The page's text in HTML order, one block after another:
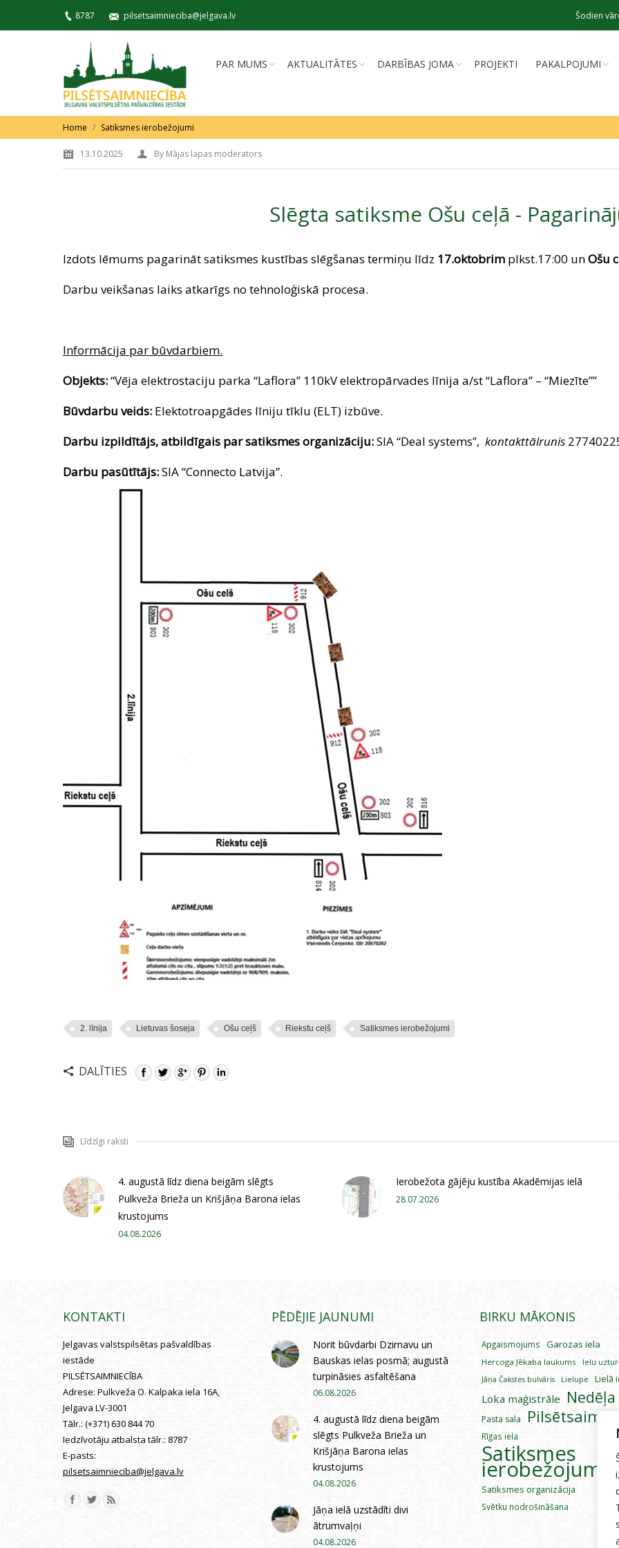
8787 pilsetsaimnieciba@jelgava.lv Šodien
PAR MUMS AKTUALITĀTES DARBĪBAS JOMA PROJEKTI PAKALPOJUMI
You are here:
Home Satiksmes ierobežojumi
13.10.2025 By Mājas lapas moderators
Slēgta satiksme Ošu ceļā -
Izdots lēmums pagarināt satiksmes kustības slēgšanas termiņu līdz 17.oktobrim plkst.17:00 unOšu
Darbu veikšanas laiks atkarīgs no tehnoloģiskā procesa.
Informācija par būvdarbiem.
Objekts:“Vēja elektrostaciju parka “Laflora” 110kV elektropārvades līnija a/st “Laflora” – “Miezīte””
Būvdarbu veids: Elektotroapgādes līniju tīklu (ELT) izbūve.
Darbu izpildītājs, atbildīgais par satiksmes organizāciju:SIA “Deal systems”, kontakttālrunis
Darbu pasūtītājs:SIA “Connecto Latvija”.
2. līnija Lietuvas šoseja Ošu ceļš Riekstu ceļš Satiksmes ierobežojumi
DALĪTIES
Līdzīgi raksti
4. augustā līdz diena beigām slēgts
Pulkveža Brieža un Krišjāņa Barona ielas
krustojums
04.08.2026
Ierobežota gājēju kustība Akadēmijas ielā
28.07.2026
KONTAKTI
Jelgavas valstspilsētas pašvaldības
iestāde
PILSĒTSAIMNIECĪBA
Adrese: Pulkveža O. Kalpaka iela 16A,
Jelgava LV-3001
Tālr.: (+371) 630 844 70
Iedzīvotāju atbalsta tālr.: 8787
E-pasts:
pilsetsaimnieciba@jelgava.lv
Find us on:
PĒDĒJIE JAUNUMI
Norit būvdarbi Dzirnavu un
Bauskas ielas posmā; augustā
turpināsies asfaltēšana
06.08.2026
4. augustā līdz diena beigām
slēgts Pulkveža Brieža un
Krišjāņa Barona ielas
krustojums
04.08.2026
Jāņa ielā uzstādīti divi
ātrumvaļņi
04.08.2026
BIRKU MĀKONIS
Apgaismojums Garozas iela
Hercoga Jēkaba laukums Ielu
Jāņa Čakstes bulvāris Lielupe Lielā
Loka maģistrāle Nedēļa
Pasta sala
Rīgas iela
Satiksmes
ierobežojumi
Satiksmes organizācija
Svētku nodrošināšana